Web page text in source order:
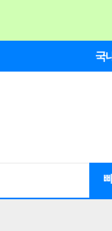
국